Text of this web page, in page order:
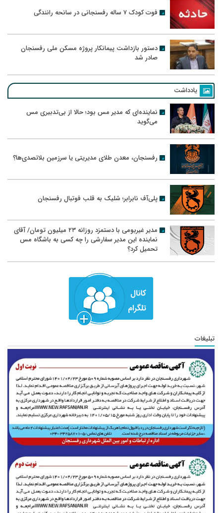
فوت کودک ۷ ساله رفسنجانی در سانحه رانندگی
دستور بازداشت پیمانکار پروژه مسکن ملی رفسنجان
صادر شد
یادداشت
نماینده‌ای که مدیر مس بود؛ حالا از بی‌تدبیری مس
می‌گوید
رفسنجان، معدن طلای مدیریتی یا سرزمین بلاتصدی‌ها؟
پلی‌آف نابرابر؛ شلیک به قلب فوتبال رفسنجان
مدیر غیربومی با دستمزد روزانه ۲۳ میلیون تومان/ آقای
نماینده این مدیر سفارشی را چه کسی به باشگاه مس
تحمیل کرد؟
تبلیغات